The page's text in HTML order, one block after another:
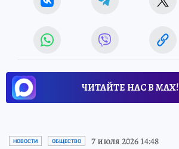
ЧИТАЙТЕ НАС В МАХ!
НОВОСТИ ОБЩЕСТВО 7 июля 2026 14:48